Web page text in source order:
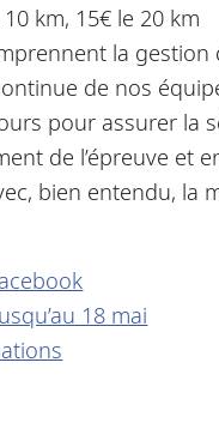
km, 15€ le 20 km
la gestion
de nos
pour assurer la
de l’épreuve et
bien entendu, la
18 mai